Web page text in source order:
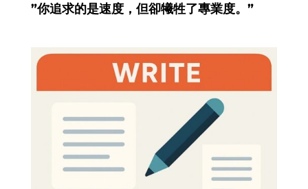
”你追求的是速度，但卻犧牲了專業度。”